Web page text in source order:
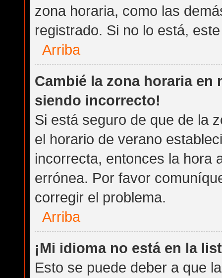
zona horaria, como las
registrado. Si no lo está,
Arriba
Cambié la zona horaria en
siendo incorrecto!
Si está seguro de que de la
el horario de verano
incorrecta, entonces la hora
errónea. Por favor
corregir el problema.
Arriba
¡Mi idioma no está en la
Esto se puede deber a que